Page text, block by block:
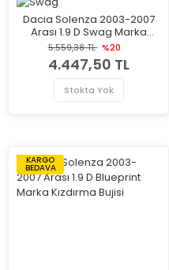
Dacia Solenza 2003-2007
Arası 1.9 D Swag Marka
Kızdırma Bujisi
5.559,38 TL %20
4.447,50 TL
Stokta Yok
KARGO
BEDAVA